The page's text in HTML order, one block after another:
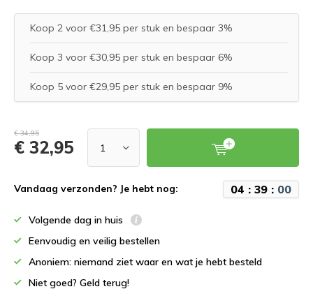
Koop 2 voor €31,95 per stuk en bespaar 3%
Koop 3 voor €30,95 per stuk en bespaar 6%
Koop 5 voor €29,95 per stuk en bespaar 9%
€ 34,95
€ 32,95
Vandaag verzonden? Je hebt nog: 04 : 39 : 00
Volgende dag in huis
Eenvoudig en veilig bestellen
Anoniem: niemand ziet waar en wat je hebt besteld
Niet goed? Geld terug!